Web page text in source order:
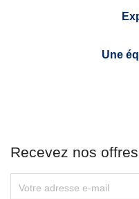
Une
Recevez nos